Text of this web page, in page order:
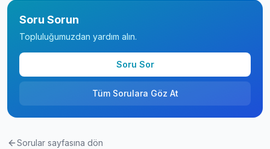
Soru Sorun
Topluluğumuzdan yardım alın.
Soru Sor
Tüm Sorulara Göz At
Sorular sayfasına dön